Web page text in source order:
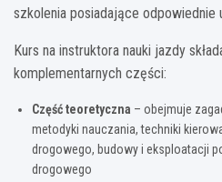
szkolenia posiadające odpowiednie
Kurs na instruktora nauki jazdy
komplementarnych części:
Część teoretyczna – obejmuje
metodyki nauczania, techniki
drogowego, budowy i eksploatacji
drogowego